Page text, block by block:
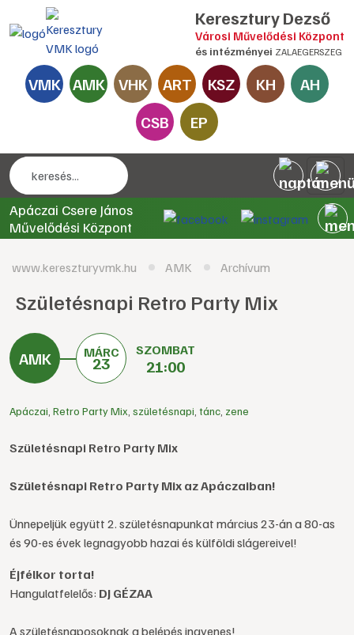
Keresztury Dezső
Városi Művelődési Központ
és intézményei ZALAEGERSZEG
VMK AMK VHK ART KSZ KH
AH
CSB
EP
Apáczai Csere János
Művelődési Központ
www.kereszturyvmk.hu AMK Archívum
Születésnapi Retro Party Mix
MÁRC
23
SZOMBAT
21:00
Apáczai Retro Party Mix születésnapi tánc zene
Születésnapi Retro Party Mix
Születésnapi Retro Party Mix az Apáczaiban!
Ünnepeljük együtt 2. születésnapunkat március 23-án a 80-as
és 90-es évek legnagyobb hazai és külföldi slágereivel!
Éjfélkor torta!
Hangulatfelelős: DJ GÉZAA
A születésnaposoknak a belépés ingyenes!